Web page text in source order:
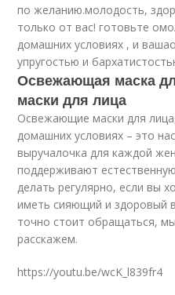
по желанию.молодость,
только от вас! готовьте
домашних условиях , и
упругостью и
Освежающая маска
маски для лица
Освежающие маски для
домашних условиях – это
выручалочка для каждой
поддерживают
делать регулярно, если вы
иметь сияющий и здоровый
точно стоит обращаться,
расскажем.
https://youtu.be/wcK_l839fr4